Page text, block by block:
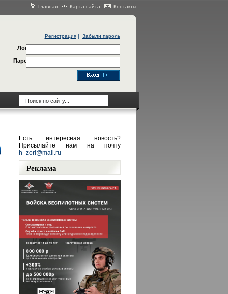
Главная Карта сайта Контакты
Регистрация| Забыли пароль
Логин
Пароль
Есть интересная новость?
Присылайте нам на почту
h_zori@mail.ru
Реклама